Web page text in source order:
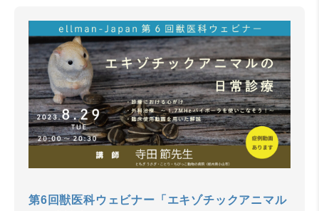
第6回獣医科ウェビナー「エキゾチックアニマル